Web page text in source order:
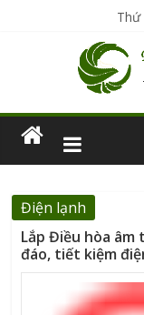
Thứ
Điện lạnh
Lắp Điều hòa âm
đáo, tiết kiệm